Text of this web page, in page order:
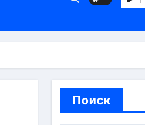
Поиск